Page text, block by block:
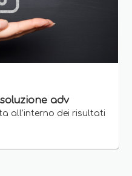
adv
all’interno dei risultati